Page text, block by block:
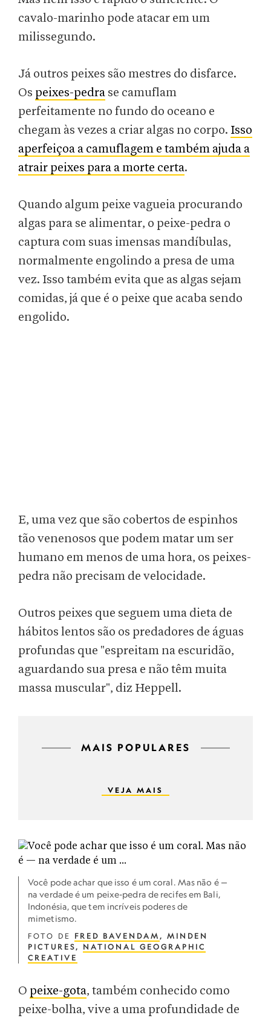
cavalo-marinho pode atacar em um
milissegundo.
Já outros peixes são mestres do disfarce.
Os peixes-pedra se camuflam
perfeitamente no fundo do oceano e
chegam às vezes a criar algas no corpo. Isso
aperfeiçoa a camuflagem e também ajuda a
atrair peixes para a morte certa.
Quando algum peixe vagueia procurando
algas para se alimentar, o peixe-pedra o
captura com suas imensas mandíbulas,
normalmente engolindo a presa de uma
vez. Isso também evita que as algas sejam
comidas, já que é o peixe que acaba sendo
engolido.
E, uma vez que são cobertos de espinhos
tão venenosos que podem matar um ser
humano em menos de uma hora, os peixes-
pedra não precisam de velocidade.
Outros peixes que seguem uma dieta de
hábitos lentos são os predadores de águas
profundas que "espreitam na escuridão,
aguardando sua presa e não têm muita
massa muscular", diz Heppell.
MAIS POPULARES
VEJA MAIS
Você pode achar que isso é um coral. Mas não é —
na verdade é um peixe-pedra de recifes em Bali,
Indonésia, que tem incríveis poderes de
mimetismo.
FOTO DE FRED BAVENDAM , MINDEN
PICTURES, NATIONAL GEOGRAPHIC
CREATIVE
O peixe-gota, também conhecido como
peixe-bolha, vive a uma profundidade de